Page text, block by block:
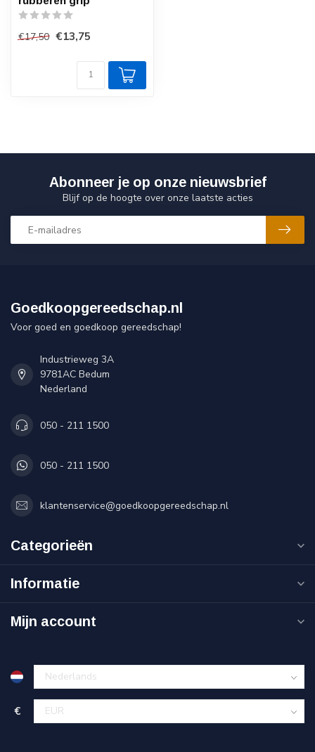
€17,50 €13,75
Abonneer je op onze nieuwsbrief
Blijf op de hoogte over onze laatste acties
Goedkoopgereedschap.nl
Voor goed en goedkoop gereedschap!
Industrieweg 3A
9781AC Bedum
Nederland
050 - 211 1500
050 - 211 1500
klantenservice@goedkoopgereedschap.nl
Categorieën
Informatie
Mijn account
€